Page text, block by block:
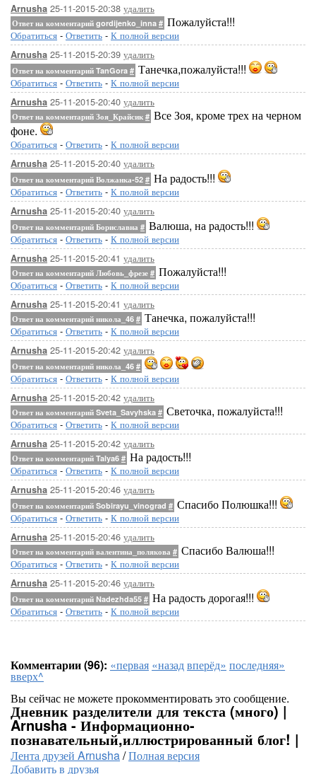
Arnusha 25-11-2015-20:38 удалить
Ответ на комментарий gordijenko_inna # Пожалуйста!!!
Обратиться - Ответить - К полной версии
Arnusha 25-11-2015-20:39 удалить
Ответ на комментарий TanGora # Танечка,пожалуйста!!!
Обратиться - Ответить - К полной версии
Arnusha 25-11-2015-20:40 удалить
Ответ на комментарий Зоя_Крайсик # Все Зоя, кроме трех на черном
фоне.
Обратиться - Ответить - К полной версии
Arnusha 25-11-2015-20:40 удалить
Ответ на комментарий Волжанка-52 # На радость!!!
Обратиться - Ответить - К полной версии
Arnusha 25-11-2015-20:40 удалить
Ответ на комментарий Бориславна # Валюша, на радость!!!
Обратиться - Ответить - К полной версии
Arnusha 25-11-2015-20:41 удалить
Ответ на комментарий Любовь_фрезе # Пожалуйста!!!
Обратиться - Ответить - К полной версии
Arnusha 25-11-2015-20:41 удалить
Ответ на комментарий никола_46 # Танечка, пожалуйста!!!
Обратиться - Ответить - К полной версии
Arnusha 25-11-2015-20:42 удалить
Ответ на комментарий никола_46 #
Обратиться - Ответить - К полной версии
Arnusha 25-11-2015-20:42 удалить
Ответ на комментарий Sveta_Savyhska # Светочка, пожалуйста!!!
Обратиться - Ответить - К полной версии
Arnusha 25-11-2015-20:42 удалить
Ответ на комментарий Talya6 # На радость!!!
Обратиться - Ответить - К полной версии
Arnusha 25-11-2015-20:46 удалить
Ответ на комментарий Sobirayu_vinograd # Спасибо Полюшка!!!
Обратиться - Ответить - К полной версии
Arnusha 25-11-2015-20:46 удалить
Ответ на комментарий валентина_полякова # Спасибо Валюша!!!
Обратиться - Ответить - К полной версии
Arnusha 25-11-2015-20:46 удалить
Ответ на комментарий Nadezhda55 # На радость дорогая!!!
Обратиться - Ответить - К полной версии
Комментарии (96): «первая «назадвперёд» последняя»
вверх^
Вы сейчас не можете прокомментировать это сообщение.
Дневник разделители для текста (много) |
Arnusha - Информационно-
познавательный,иллюстрированный блог! |
Лента друзей Arnusha/Полная версия
Добавить в друзья